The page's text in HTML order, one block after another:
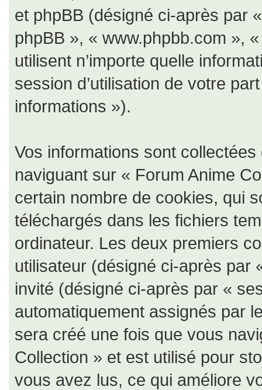
et phpBB (désigné ci-après par
phpBB », « www.phpbb.com »,
utilisent n’importe quelle
session d’utilisation de votre
informations »).
Vos informations sont
naviguant sur « Forum Anime
certain nombre de cookies, qui
téléchargés dans les fichiers
ordinateur. Les deux premiers
utilisateur (désigné ci-après par
invité (désigné ci-après par «
automatiquement assignés par
sera créé une fois que vous
Collection » et est utilisé pour
vous avez lus, ce qui améliore